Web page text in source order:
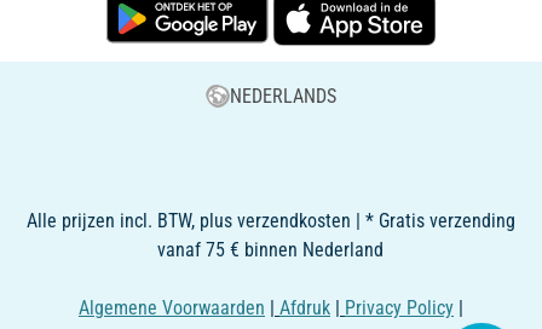
NEDERLANDS
Alle prijzen incl. BTW, plus verzendkosten | * Gratis verzending
vanaf 75 € binnen Nederland
Algemene Voorwaarden | Afdruk | Privacy Policy |